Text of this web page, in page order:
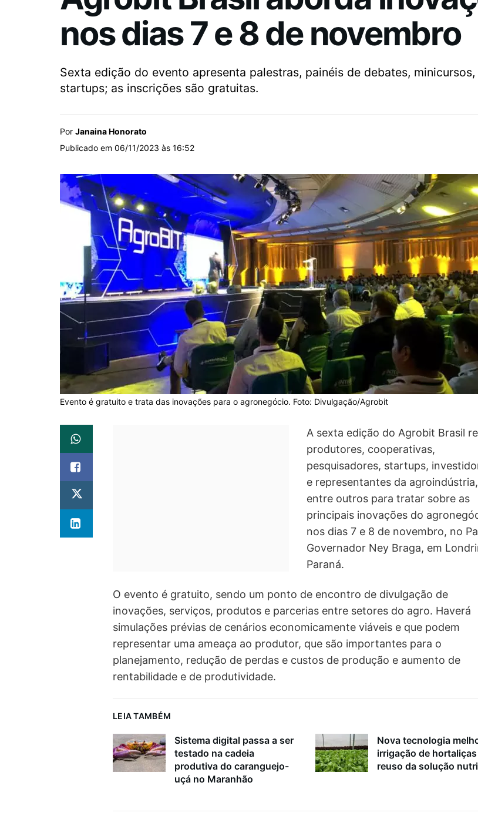
nos dias 7 e 8 de novembro
Sexta edição do evento apresenta palestras, painéis de debates,
startups; as inscrições são gratuitas.
Por Janaina Honorato
Publicado em 06/11/2023 às 16:52
Evento é gratuito e trata das inovações para o agronegócio. Foto: Divulgação/Agrobit
A sexta edição do Agrobit Brasil
produtores, cooperativas,
pesquisadores, startups,
e representantes da agroindústria,
entre outros para tratar sobre as
principais inovações do
nos dias 7 e 8 de novembro, no
Governador Ney Braga, em
Paraná.
O evento é gratuito, sendo um ponto de encontro de divulgação de
inovações, serviços, produtos e parcerias entre setores do agro. Haverá
simulações prévias de cenários economicamente viáveis e que podem
representar uma ameaça ao produtor, que são importantes para o
planejamento, redução de perdas e custos de produção e aumento de
rentabilidade e de produtividade.
LEIA TAMBÉM
Sistema digital passa a ser
testado na cadeia
produtiva do caranguejo-
uçá no Maranhão
Nova tecnologia
irrigação de
reuso da solução